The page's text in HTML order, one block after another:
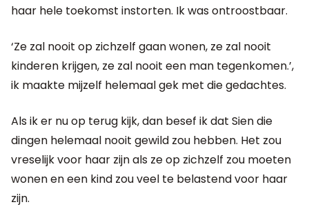
haar hele toekomst instorten. Ik was ontroostbaar.
‘Ze zal nooit op zichzelf gaan wonen, ze zal nooit
kinderen krijgen, ze zal nooit een man tegenkomen.’,
ik maakte mijzelf helemaal gek met die gedachtes.
Als ik er nu op terug kijk, dan besef ik dat Sien die
dingen helemaal nooit gewild zou hebben. Het zou
vreselijk voor haar zijn als ze op zichzelf zou moeten
wonen en een kind zou veel te belastend voor haar
zijn.